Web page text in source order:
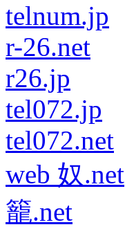
telnum.jp
r-26.net
r26.jp
tel072.jp
tel072.net
web 奴.net
籠.net